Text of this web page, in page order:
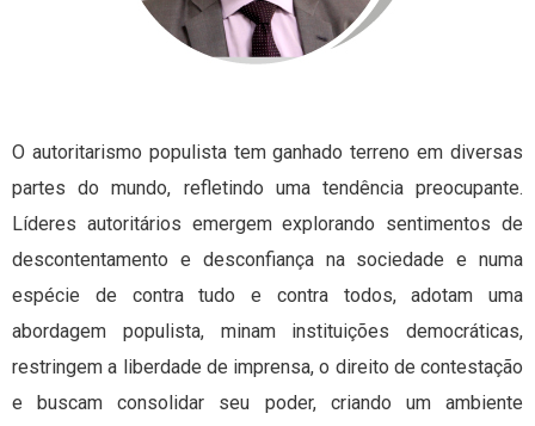
O autoritarismo populista tem ganhado terreno em diversas
partes do mundo, refletindo uma tendência preocupante.
Líderes autoritários emergem explorando sentimentos de
descontentamento e desconfiança na sociedade e numa
espécie de contra tudo e contra todos, adotam uma
abordagem populista, minam instituições democráticas,
restringem a liberdade de imprensa, o direito de contestação
e buscam consolidar seu poder, criando um ambiente